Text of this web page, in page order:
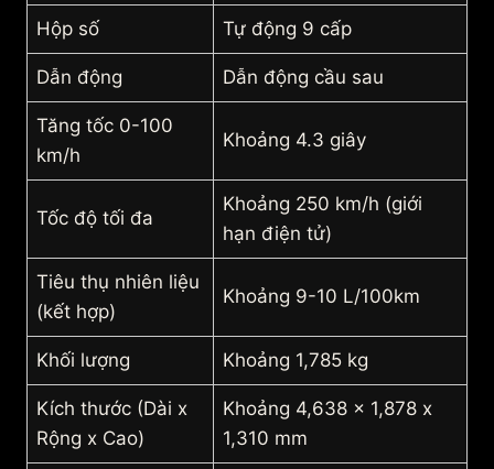
Hộp số Tự động 9 cấp
Dẫn động Dẫn động cầu sau
Tăng tốc 0-100
km/h
Khoảng 4.3 giây
Tốc độ tối đa
Khoảng 250 km/h (giới
hạn điện tử)
Tiêu thụ nhiên liệu
(kết hợp)
Khoảng 9-10 L/100km
Khối lượng Khoảng 1,785 kg
Kích thước (Dài x
Rộng x Cao)
Khoảng 4,638 x 1,878 x
1,310 mm